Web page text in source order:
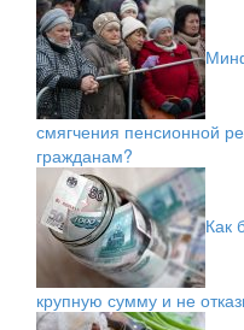
смягчения пенсионной
гражданам?
Как
крупную сумму и не